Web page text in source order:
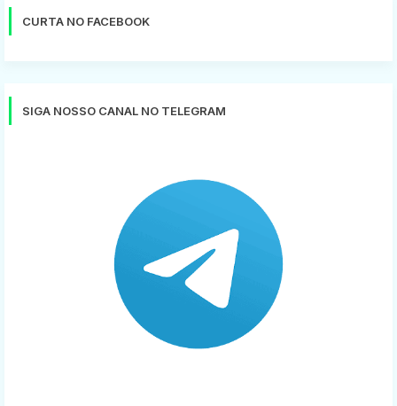
CURTA NO FACEBOOK
SIGA NOSSO CANAL NO TELEGRAM